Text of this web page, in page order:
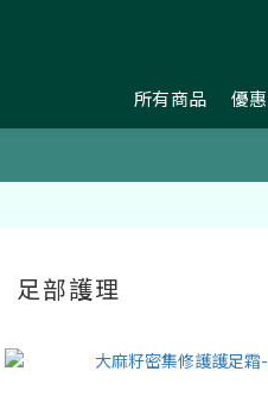
所有商品 優惠
足部護理